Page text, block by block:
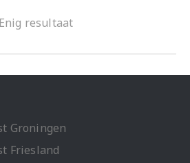
Enig resultaat
Groningen
Friesland